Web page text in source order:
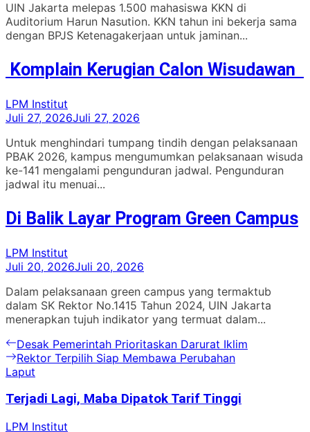
UIN Jakarta melepas 1.500 mahasiswa KKN di
Auditorium Harun Nasution. KKN tahun ini bekerja sama
dengan BPJS Ketenagakerjaan untuk jaminan...
Komplain Kerugian Calon Wisudawan
LPM Institut
Juli 27, 2026Juli 27, 2026
Untuk menghindari tumpang tindih dengan pelaksanaan
PBAK 2026, kampus mengumumkan pelaksanaan wisuda
ke-141 mengalami pengunduran jadwal. Pengunduran
jadwal itu menuai...
Di Balik Layar Program Green Campus
LPM Institut
Juli 20, 2026Juli 20, 2026
Dalam pelaksanaan green campus yang termaktub
dalam SK Rektor No.1415 Tahun 2024, UIN Jakarta
menerapkan tujuh indikator yang termuat dalam...
Navigasi
pos
Previous
post:
Desak Pemerintah Prioritaskan Darurat Iklim
Next
post:
Rektor Terpilih Siap Membawa Perubahan
Laput
Terjadi Lagi, Maba Dipatok Tarif Tinggi
LPM Institut